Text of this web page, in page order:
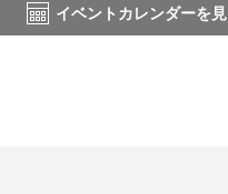
イベントカレンダーを